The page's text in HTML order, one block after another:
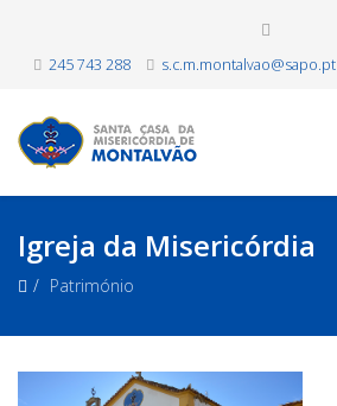
245 743 288 s.c.m.montalvao@sapo.pt
Igreja da Misericórdia
Património